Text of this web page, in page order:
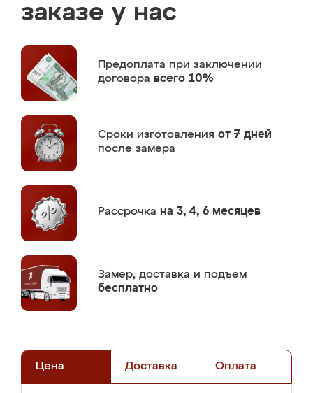
заказе у нас
Предоплата при заключении
договора всего 10%
Сроки изготовления от 7 дней
после замера
Рассрочка на 3, 4, 6 месяцев
Замер, доставка и подъем
бесплатно
Цена Доставка Оплата